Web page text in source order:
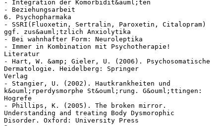
- Integration der Komorbidit&auml;ten
- Beziehungsarbeit
6. Psychopharmaka
- SSRI(Fluoxetin, Sertralin, Paroxetin, Citalopram)
ggf. zus&auml;tzlich Anxiolytika
- Bei wahnhafter Form: Neuroleptika
- Immer in Kombination mit Psychotherapie!
Literatur
- Hart, W. &amp; Gieler, U. (2006). Psychosomatische
Dermatologie. Heidelberg: Springer
Verlag
- Stangier, U. (2002). Hautkrankheiten und
k&ouml;rperdysmorphe St&ouml;rung. G&ouml;ttingen:
Hogrefe
- Phillips, K. (2005). The broken mirror.
Understanding and treating Body Dysmorophic
Disorder. Oxford: University Press